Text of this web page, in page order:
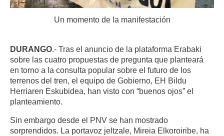
Un momento de la manifestación
DURANGO.- Tras el anuncio de la plataforma Erabaki
sobre las cuatro propuestas de pregunta que planteará
en torno a la consulta popular sobre el futuro de los
terrenos del tren, el equipo de Gobierno, EH Bildu
Herriaren Eskubidea, han visto con “buenos ojos” el
planteamiento.
Sin embargo desde el PNV se han mostrado
sorprendidos. La portavoz jeltzale, Mireia Elkoroiribe, ha